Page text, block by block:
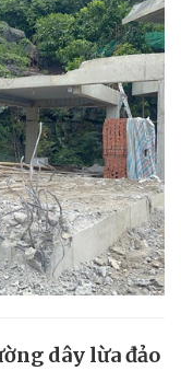
dây lừa đảo